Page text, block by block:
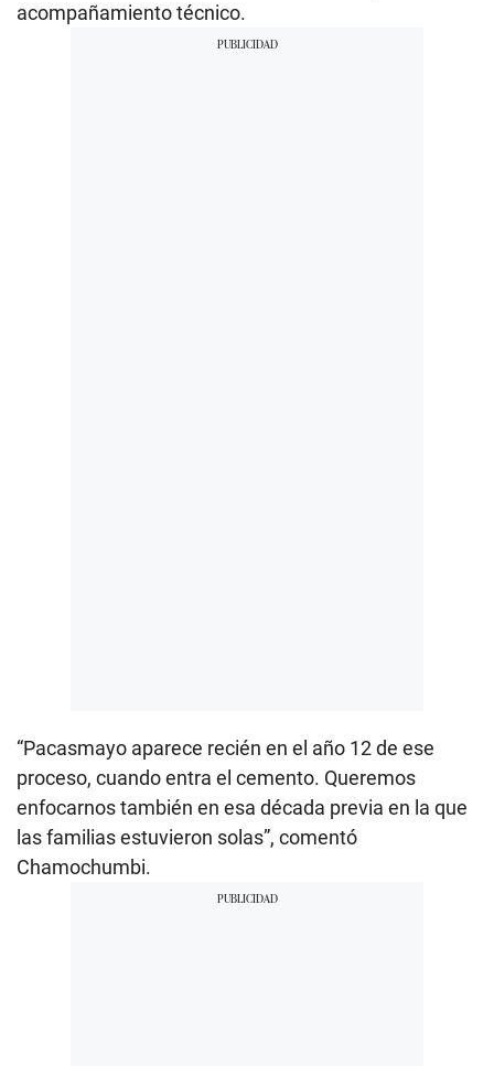
acompañamiento técnico.
“Pacasmayo aparece recién en el año 12 de ese
proceso, cuando entra el cemento. Queremos
enfocarnos también en esa década previa en la que
las familias estuvieron solas”, comentó
Chamochumbi.